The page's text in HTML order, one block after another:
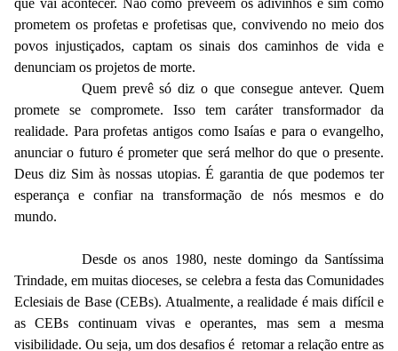
que vai acontecer. Não como preveem os adivinhos e sim como
prometem os profetas e profetisas que, convivendo no meio dos
povos injustiçados, captam os sinais dos caminhos de vida e
denunciam os projetos de morte.
Quem prevê só diz o que consegue antever. Quem
promete se compromete. Isso tem caráter transformador da
realidade. Para profetas antigos como Isaías e para o evangelho,
anunciar o futuro é prometer que será melhor do que o presente.
Deus diz Sim às nossas utopias. É garantia de que podemos ter
esperança e confiar na transformação de nós mesmos e do
mundo.
Desde os anos 1980, neste domingo da Santíssima
Trindade, em muitas dioceses, se celebra a festa das Comunidades
Eclesiais de Base (CEBs). Atualmente, a realidade é mais difícil e
as CEBs continuam vivas e operantes, mas sem a mesma
visibilidade. Ou seja, um dos desafios é retomar a relação entre as